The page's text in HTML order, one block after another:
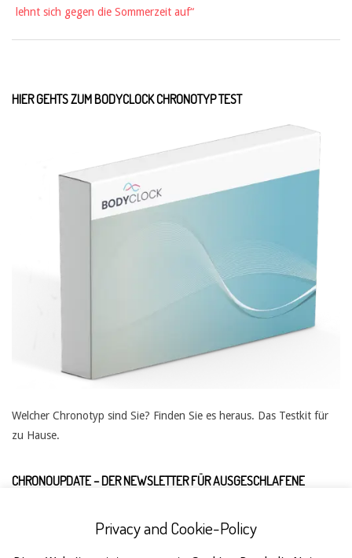
lehnt sich gegen die Sommerzeit auf“
HIER GEHTS ZUM BODYCLOCK CHRONOTYP TEST
Welcher Chronotyp sind Sie? Finden Sie es heraus. Das Testkit für
zu Hause.
CHRONOUPDATE – DER NEWSLETTER FÜR AUSGESCHLAFENE
Privacy and Cookie-Policy